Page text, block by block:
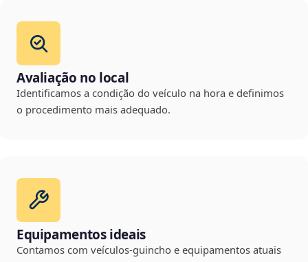
Avaliação no local
Identificamos a condição do veículo na hora e definimos
o procedimento mais adequado.
Equipamentos ideais
Contamos com veículos-guincho e equipamentos atuais